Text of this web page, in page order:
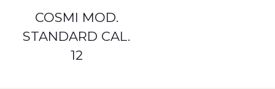
COSMI MOD.
STANDARD CAL.
12